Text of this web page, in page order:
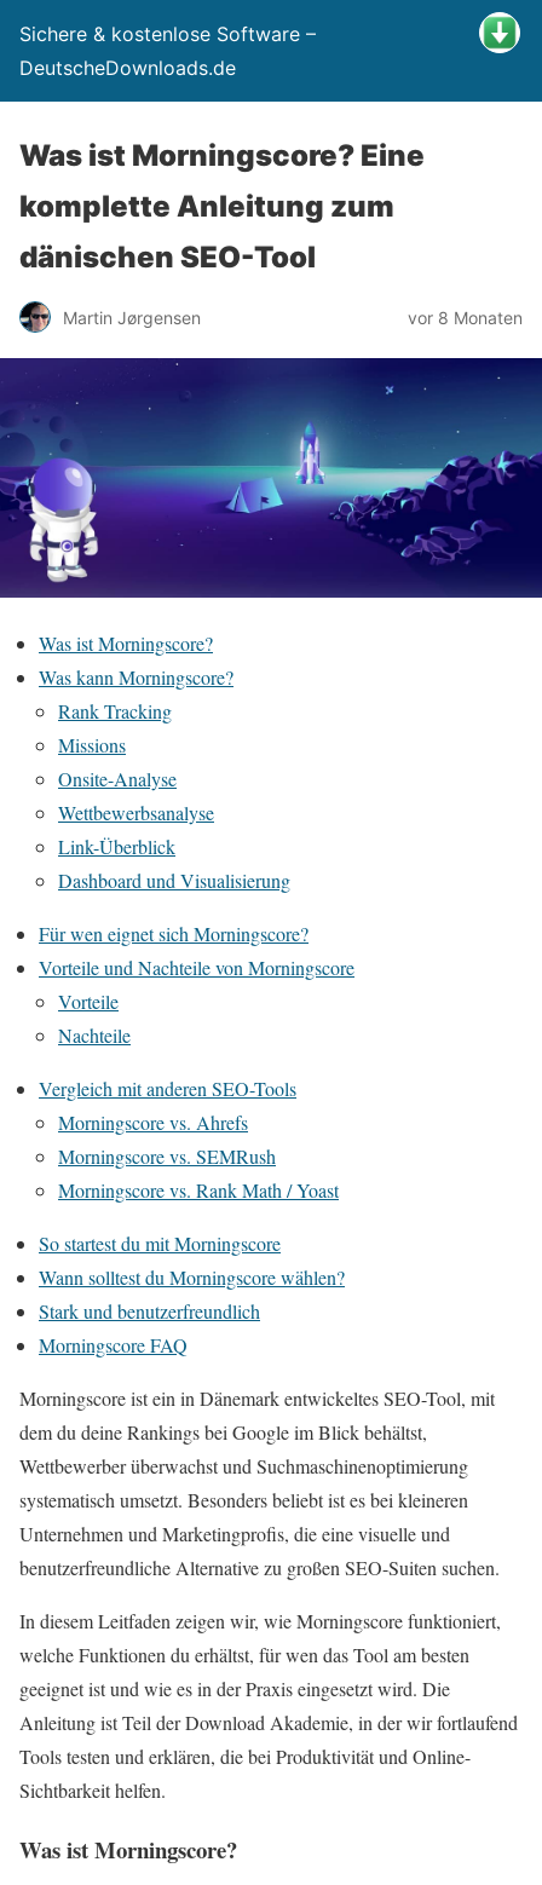
Sichere & kostenlose Software –
DeutscheDownloads.de
Was ist Morningscore? Eine
komplette Anleitung zum
dänischen SEO-Tool
Martin Jørgensen vor 8 Monaten
Was ist Morningscore?
Was kann Morningscore?
Rank Tracking
Missions
Onsite-Analyse
Wettbewerbsanalyse
Link-Überblick
Dashboard und Visualisierung
Für wen eignet sich Morningscore?
Vorteile und Nachteile von Morningscore
Vorteile
Nachteile
Vergleich mit anderen SEO-Tools
Morningscore vs. Ahrefs
Morningscore vs. SEMRush
Morningscore vs. Rank Math / Yoast
So startest du mit Morningscore
Wann solltest du Morningscore wählen?
Stark und benutzerfreundlich
Morningscore FAQ
Morningscore ist ein in Dänemark entwickeltes SEO-Tool, mit
dem du deine Rankings bei Google im Blick behältst,
Wettbewerber überwachst und Suchmaschinenoptimierung
systematisch umsetzt. Besonders beliebt ist es bei kleineren
Unternehmen und Marketingprofis, die eine visuelle und
benutzerfreundliche Alternative zu großen SEO-Suiten suchen.
In diesem Leitfaden zeigen wir, wie Morningscore funktioniert,
welche Funktionen du erhältst, für wen das Tool am besten
geeignet ist und wie es in der Praxis eingesetzt wird. Die
Anleitung ist Teil der Download Akademie, in der wir fortlaufend
Tools testen und erklären, die bei Produktivität und Online-
Sichtbarkeit helfen.
Was ist Morningscore?